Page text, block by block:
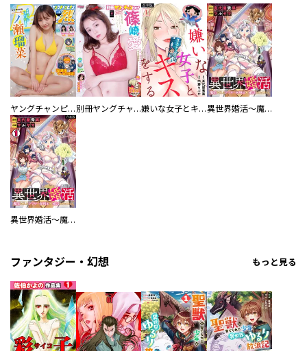
ヤングチャンピオン烈 別冊ヤングチャンピオン 嫌いな女子とキスをする【フルカラー】【合本版】 異世界婚活～魔王を倒したアラサー女戦士が婚活をはじめました～
異世界婚活～魔王を倒したアラサー女戦士が婚活をはじめました～【合本版】
ファンタジー・幻想 もっと見る